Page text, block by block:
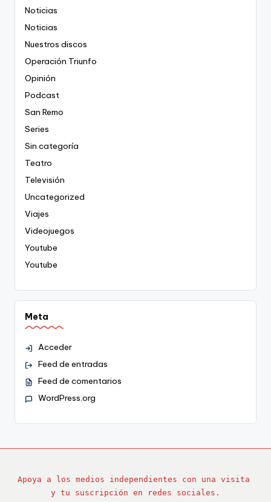
Noticias
Noticias
Nuestros discos
Operación Triunfo
Opinión
Podcast
San Remo
Series
Sin categoría
Teatro
Televisión
Uncategorized
Viajes
Videojuegos
Youtube
Youtube
Meta
Acceder
Feed de entradas
Feed de comentarios
WordPress.org
Apoya a los medios independientes con una visita
y tu suscripción en redes sociales.